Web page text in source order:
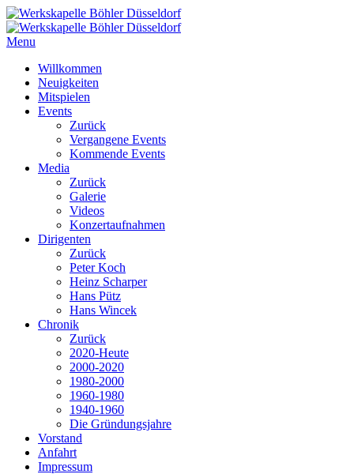
Menu
Willkommen
Neuigkeiten
Mitspielen
Events
Zurück
Vergangene Events
Kommende Events
Media
Zurück
Galerie
Videos
Konzertaufnahmen
Dirigenten
Zurück
Peter Koch
Heinz Scharper
Hans Pütz
Hans Wincek
Chronik
Zurück
2020-Heute
2000-2020
1980-2000
1960-1980
1940-1960
Die Gründungsjahre
Vorstand
Anfahrt
Impressum